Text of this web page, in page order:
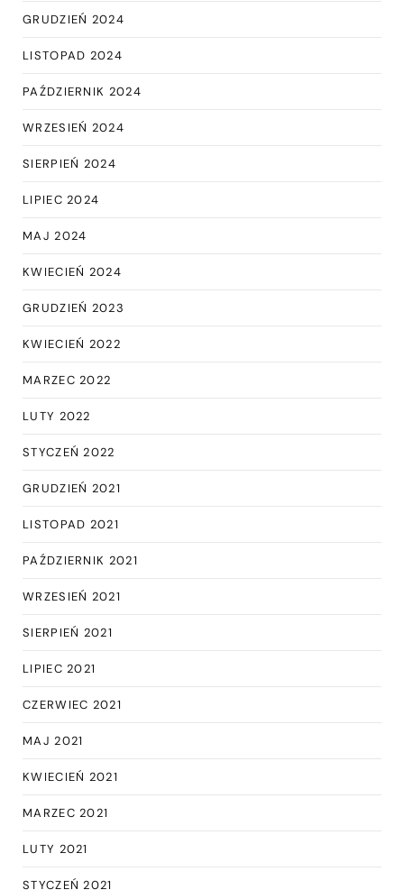
GRUDZIEŃ 2024
LISTOPAD 2024
PAŹDZIERNIK 2024
WRZESIEŃ 2024
SIERPIEŃ 2024
LIPIEC 2024
MAJ 2024
KWIECIEŃ 2024
GRUDZIEŃ 2023
KWIECIEŃ 2022
MARZEC 2022
LUTY 2022
STYCZEŃ 2022
GRUDZIEŃ 2021
LISTOPAD 2021
PAŹDZIERNIK 2021
WRZESIEŃ 2021
SIERPIEŃ 2021
LIPIEC 2021
CZERWIEC 2021
MAJ 2021
KWIECIEŃ 2021
MARZEC 2021
LUTY 2021
STYCZEŃ 2021